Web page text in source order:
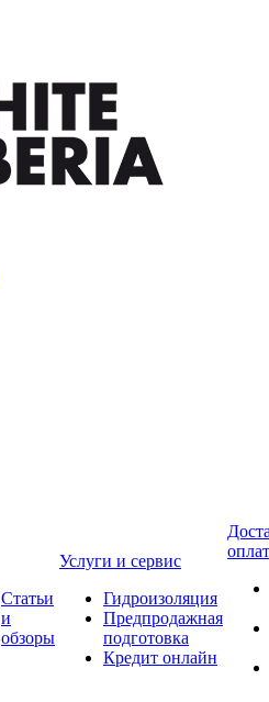
Статьи
и
обзоры
Услуги и сервис
Гидроизоляция
Предпродажная
подготовка
Кредит онлайн